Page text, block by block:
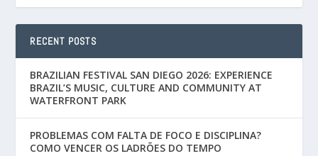
RECENT POSTS
BRAZILIAN FESTIVAL SAN DIEGO 2026: EXPERIENCE
BRAZIL’S MUSIC, CULTURE AND COMMUNITY AT
WATERFRONT PARK
PROBLEMAS COM FALTA DE FOCO E DISCIPLINA?
COMO VENCER OS LADRÕES DO TEMPO